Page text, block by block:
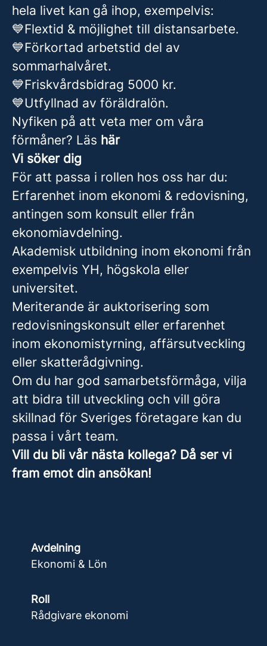
hela livet kan gå ihop, exempelvis:
💙Flextid & möjlighet till distansarbete.
💙Förkortad arbetstid del av
sommarhalvåret.
💙Friskvårdsbidrag 5000 kr.
💙Utfyllnad av föräldralön.
Nyfiken på att veta mer om våra
förmåner? Läs här
Vi söker dig
För att passa i rollen hos oss har du:
Erfarenhet inom ekonomi & redovisning,
antingen som konsult eller från
ekonomiavdelning.
Akademisk utbildning inom ekonomi från
exempelvis YH, högskola eller
universitet.
Meriterande är auktorisering som
redovisningskonsult eller erfarenhet
inom ekonomistyrning, affärsutveckling
eller skatterådgivning.
Om du har god samarbetsförmåga, vilja
att bidra till utveckling och vill göra
skillnad för Sveriges företagare kan du
passa i vårt team.
Vill du bli vår nästa kollega? Då ser vi
fram emot din ansökan!
Avdelning
Ekonomi & Lön
Roll
Rådgivare ekonomi